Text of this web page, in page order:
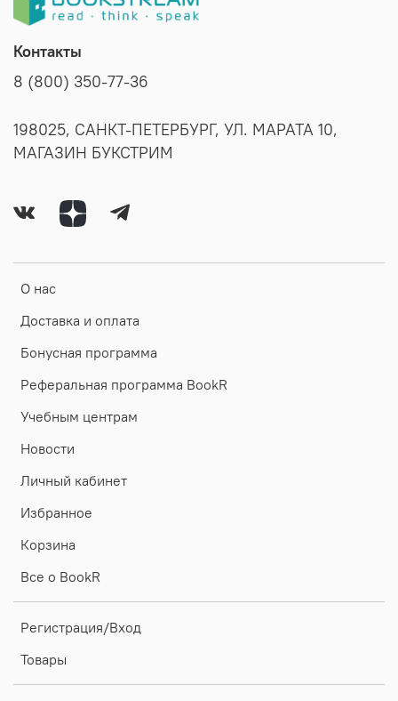
О нас
Доставка и оплата
Бонусная программа
Реферальная программа BookR
Учебным центрам
Новости
Личный кабинет
Избранное
Корзина
Все о BookR
Регистрация/Вход
Товары
Контакты
8 (800) 350-77-36
198025, САНКТ-ПЕТЕРБУРГ, УЛ. МАРАТА 10,
МАГАЗИН БУКСТРИМ